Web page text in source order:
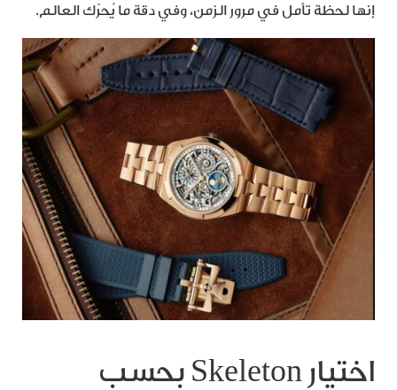
إنها لحظة تأمل في مرور الزمن، وفي دقة ما يُحرّك العالم.
اختيار Skeleton بحسب